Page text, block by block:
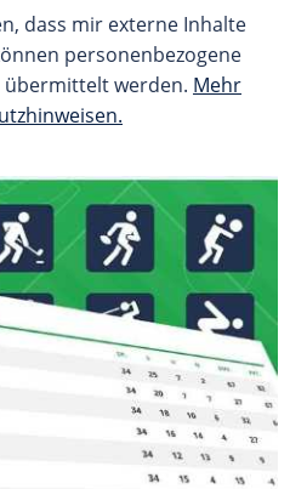
dass mir externe Inhalte
personenbezogene
werden. Mehr